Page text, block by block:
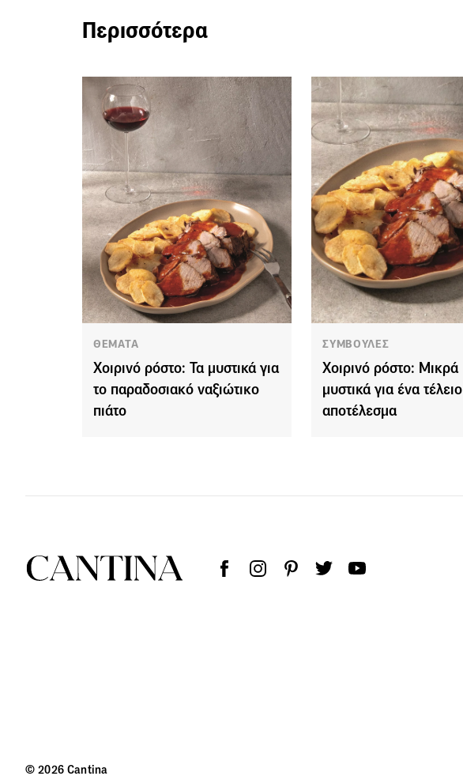
Περισσότερα
ΘΕΜΑΤΑ
Χοιρινό ρόστο: Τα μυστικά για
το παραδοσιακό ναξιώτικο
πιάτο
ΣΥΜΒΟΥΛΕΣ
Χοιρινό ρόστο: Μικρά
μυστικά για ένα τέλειο
αποτέλεσμα
© 2026 Cantina